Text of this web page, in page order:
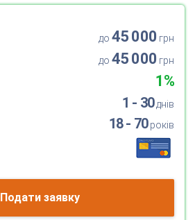
до 45 000 грн
до 45 000 грн
1%
1 - 30днів
18 - 70років
Подати заявку